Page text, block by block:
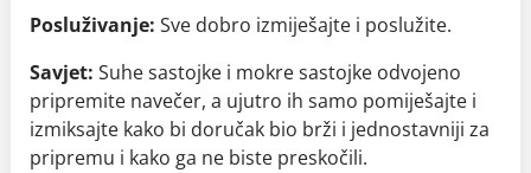
Posluživanje: Sve dobro izmiješajte i poslužite.
Savjet: Suhe sastojke i mokre sastojke odvojeno
pripremite navečer, a ujutro ih samo pomiješajte i
izmiksajte kako bi doručak bio brži i jednostavniji za
pripremu i kako ga ne biste preskočili.